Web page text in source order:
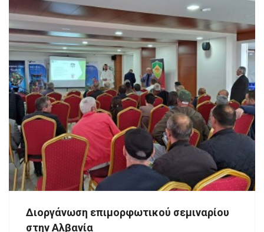
Διοργάνωση επιμορφωτικού σεμιναρίου
στην Αλβανία